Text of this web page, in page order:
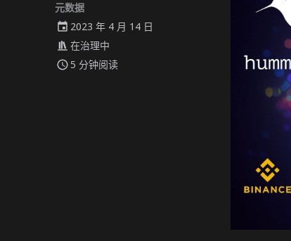
元数据
2023 年 4 月 14 日
在治理中
5 分钟阅读